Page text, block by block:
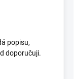
popisu,
doporučuji.